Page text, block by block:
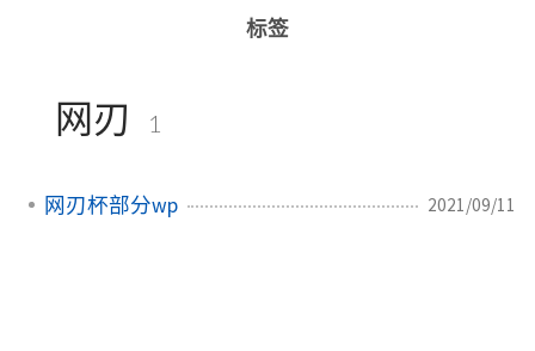
标签
网刃 1
网刃杯部分wp 2021/09/11